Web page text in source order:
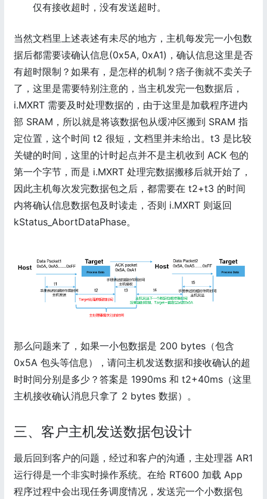
仅有接收超时，没有发送超时。
当然文档里上述表述有未尽的地方，主机每发完一小包数
据后都需要读确认信息(0x5A, 0xA1)，确认信息这里是否
有超时限制？如果有，是怎样的机制？痞子衡就不卖关子
了，这里是需要特别注意的，当主机发完一包数据后，
i.MXRT 需要及时处理数据的，由于这里是加载程序进内
部 SRAM，所以就是将该数据包从缓冲区搬到 SRAM 指
定位置，这个时间 t2 很短，文档里并未给出。t3 是比较
关键的时间，这里的计时起点并不是主机收到 ACK 包的
第一个字节，而是 i.MXRT 处理完数据搬移后就开始了，
因此主机每次发完数据包之后，都需要在 t2+t3 的时间
内将确认信息数据包及时读走，否则 i.MXRT 则返回
kStatus_AbortDataPhase。
那么问题来了，如果一小包数据是 200 bytes（包含
0x5A 包头等信息），请问主机发送数据和接收确认的超
时时间分别是多少？答案是 1990ms 和 t2+40ms（这里
主机接收确认消息只拿了 2 bytes 数据）。
三、客户主机发送数据包设计
最后回到客户的问题，经过和客户的沟通，主处理器 AR1
运行得是一个非实时操作系统。在给 RT600 加载 App
程序过程中会出现任务调度情况，发送完一个小数据包